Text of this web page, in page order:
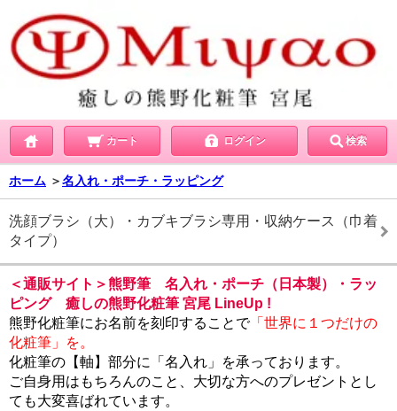
カート ログイン 検索
ホーム ＞名入れ・ポーチ・ラッピング
洗顔ブラシ（大）・カブキブラシ専用・収納ケース（巾着
タイプ）
＜通販サイト＞熊野筆 名入れ・ポーチ（日本製）・ラッ
ピング 癒しの熊野化粧筆 宮尾 LineUp !
熊野化粧筆にお名前を刻印することで「世界に１つだけの
化粧筆」を。
化粧筆の【軸】部分に「名入れ」を承っております。
ご自身用はもちろんのこと、大切な方へのプレゼントとし
ても大変喜ばれています。